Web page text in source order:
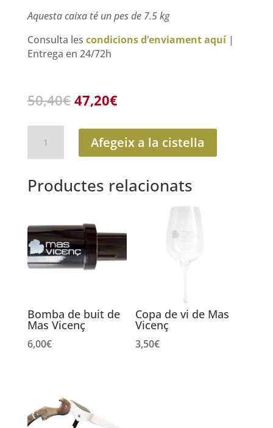
Aquesta caixa té un pes de 7.5 kg
Consulta les condicions d’enviament aquí|
Entrega en 24/72h
50,40€ El
original
era:
50,40€.
47,20€El
actual
és:
47,20€.
El
6
ampolles
Afegeix a la cistella
Productes relacionats
Bomba de buit de
Mas Vicenç
6,00€
Copa de vi de Mas
Vicenç
3,50€